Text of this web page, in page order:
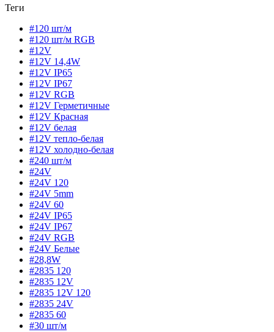
Теги
#120 шт/м
#120 шт/м RGB
#12V
#12V 14,4W
#12V IP65
#12V IP67
#12V RGB
#12V Герметичные
#12V Красная
#12V белая
#12V тепло-белая
#12V холодно-белая
#240 шт/м
#24V
#24V 120
#24V 5mm
#24V 60
#24V IP65
#24V IP67
#24V RGB
#24V Белые
#28,8W
#2835 120
#2835 12V
#2835 12V 120
#2835 24V
#2835 60
#30 шт/м